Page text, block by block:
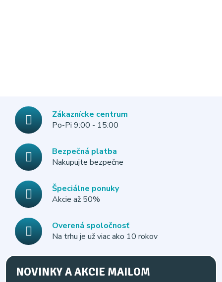
Zákaznícke centrum
Po-Pi 9:00 - 15:00
Bezpečná platba
Nakupujte bezpečne
Špeciálne ponuky
Akcie až 50%
Overená spoločnosť
Na trhu je už viac ako 10 rokov
NOVINKY A AKCIE MAILOM